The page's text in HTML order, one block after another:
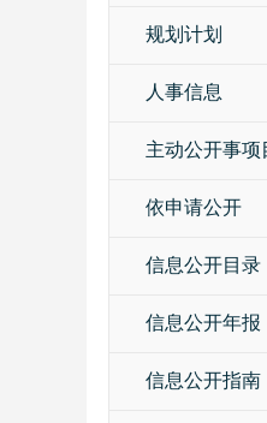
规划计划
人事信息
主动公开事项
依申请公开
信息公开目录
信息公开年报
信息公开指南